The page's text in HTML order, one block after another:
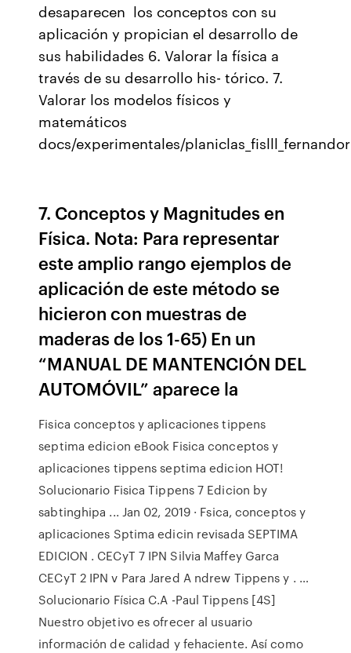
desaparecen los conceptos con su
aplicación y propician el desarrollo de
sus habilidades 6. Valorar la física a
través de su desarrollo his- tórico. 7.
Valorar los modelos físicos y
matemáticos
docs/experimentales/
7. Conceptos y Magnitudes en
Física. Nota: Para representar
este amplio rango ejemplos de
aplicación de este método se
hicieron con muestras de
maderas de los 1-65) En un
“MANUAL DE MANTENCIÓN DEL
AUTOMÓVIL” aparece la
Fisica conceptos y aplicaciones tippens
septima edicion eBook Fisica conceptos y
aplicaciones tippens septima edicion HOT!
Solucionario Fisica Tippens 7 Edicion by
sabtinghipa ... Jan 02, 2019 · Fsica, conceptos y
aplicaciones Sptima edicin revisada SEPTIMA
EDICION . CECyT 7 IPN Silvia Maffey Garca
CECyT 2 IPN v Para Jared A ndrew Tippens y . …
Solucionario Física C.A -Paul Tippens [4S]
Nuestro objetivo es ofrecer al usuario
información de calidad y fehaciente. Así como